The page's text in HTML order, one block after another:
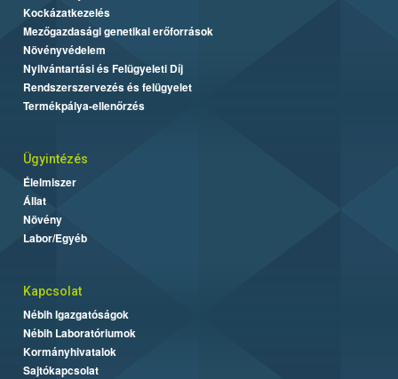
Kockázatkezelés
Mezőgazdasági genetikai erőforrások
Növényvédelem
Nyilvántartási és Felügyeleti Díj
Rendszerszervezés és felügyelet
Termékpálya-ellenőrzés
Ügyintézés
Élelmiszer
Állat
Növény
Labor/Egyéb
Kapcsolat
Nébih Igazgatóságok
Nébih Laboratóriumok
Kormányhivatalok
Sajtókapcsolat